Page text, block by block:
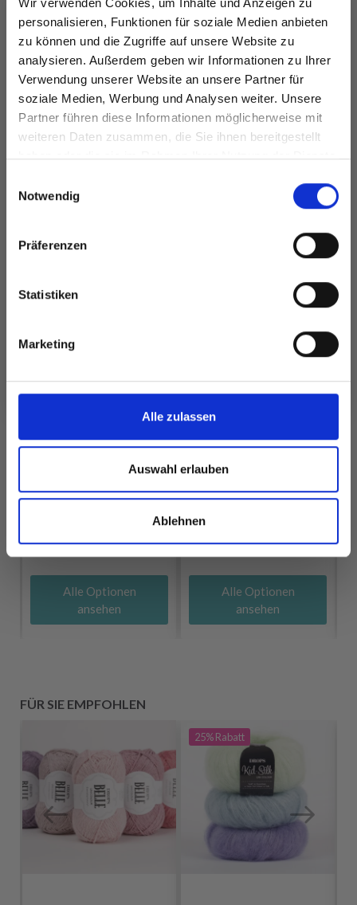
personalisieren, Funktionen für soziale Medien anbieten
zu können und die Zugriffe auf unsere Website zu
analysieren. Außerdem geben wir Informationen zu Ihrer
Verwendung unserer Website an unsere Partner für
soziale Medien, Werbung und Analysen weiter. Unsere
Partner führen diese Informationen möglicherweise mit
weiteren Daten zusammen, die Sie ihnen bereitgestellt
haben oder die sie im Rahmen Ihrer Nutzung der Dienste
Notwendig
Präferenzen
Statistiken
Marketing
Alle zulassen
Auswahl erlauben
Ablehnen
RAFFIA LUX
EUR 4.99
Alle Optionen
ansehen
80 CM ALUMINIUM
(2.00-5.00 MM)
EUR 2.10
Alle Optionen
ansehen
DROPS COTTON
Alle Optionen
ansehen
LINDEHOBBY
Alle Optionen
ansehen
FÜR SIE EMPFOHLEN
25%Rabatt
Spare bis zu 50%
und erhalte exklusiven Zugang zu